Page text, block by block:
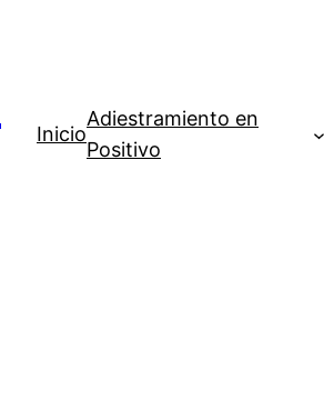
Inicio
Adiestramiento en
Positivo